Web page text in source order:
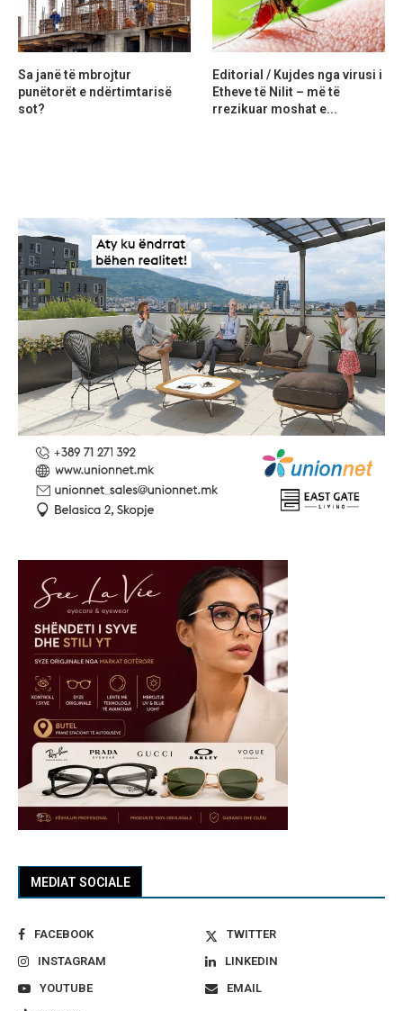
MEDIAT SOCIALE
FACEBOOK
TWITTER
INSTAGRAM
LINKEDIN
YOUTUBE
EMAIL
Sa janë të mbrojtur
punëtorët e ndërtimtarisë
sot?
Editorial / Kujdes nga virusi i
Etheve të Nilit – më të
rrezikuar moshat e...